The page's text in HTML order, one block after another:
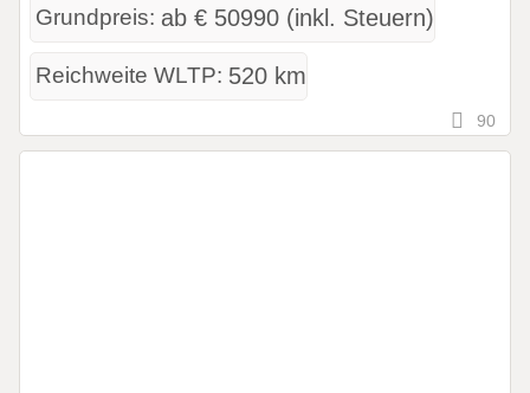
Grundpreis: ab € 50990 (inkl. Steuern)
Reichweite WLTP: 520 km
90